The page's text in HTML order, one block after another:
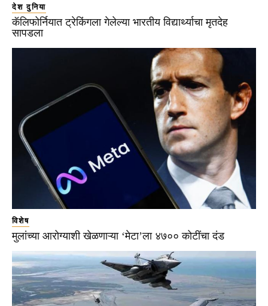
देश दुनिया
कॅलिफोर्नियात ट्रेकिंगला गेलेल्या भारतीय विद्यार्थ्याचा मृतदेह
सापडला
विशेष
मुलांच्या आरोग्याशी खेळणाऱ्या ‘मेटा’ला ४७०० कोटींचा दंड